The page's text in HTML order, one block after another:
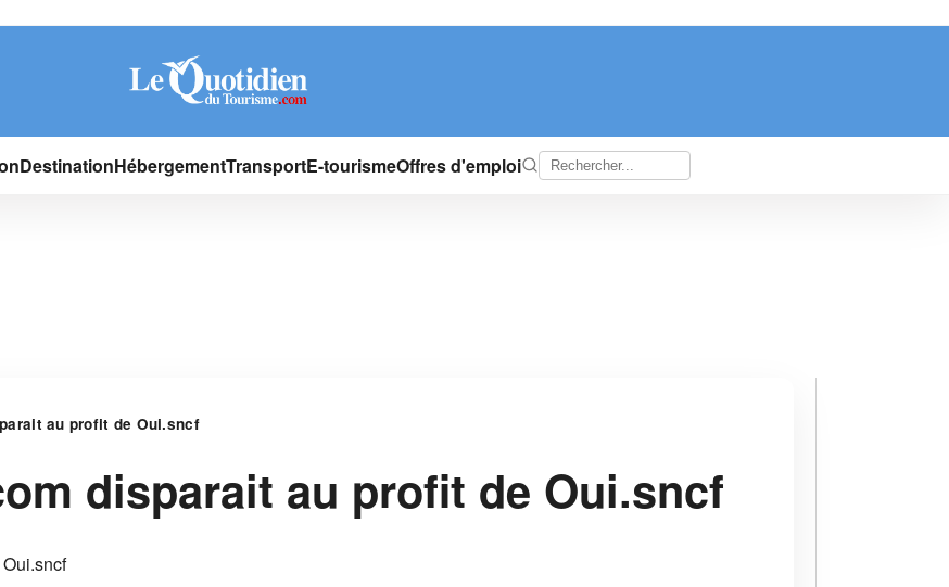
DestinationHébergementTransportE-tourismeOffres d'emploi
au profit de Oui.sncf
disparait au profit de Oui.sncf